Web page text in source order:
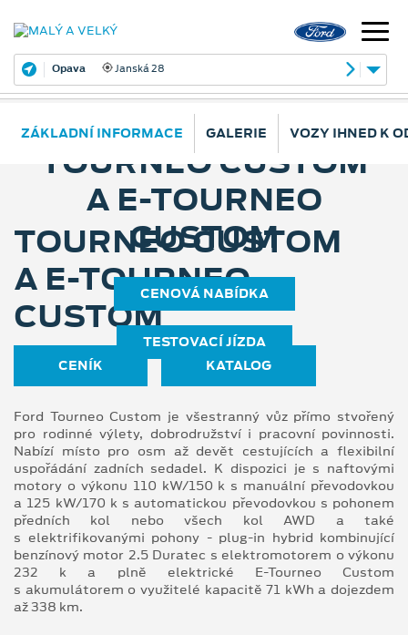
Opava Janská 28
TOURNEO CUSTOM
A E⁠-⁠TOURNEO
CUSTOM
CENOVÁ NABÍDKA
TESTOVACÍ JÍZDA
ZÁKLADNÍ INFORMACE GALERIE VOZY IHNED K
TOURNEO CUSTOM
A E⁠-⁠TOURNEO
CUSTOM
CENÍK KATALOG
Ford Tourneo Custom je všestranný vůz přímo stvořený
pro rodinné výlety, dobrodružství i pracovní povinnosti.
Nabízí místo pro osm až devět cestujících a flexibilní
uspořádání zadních sedadel. K dispozici je s naftovými
motory o výkonu 110 kW/150 k s manuální převodovkou
a 125 kW/170 k s automatickou převodovkou s pohonem
předních kol nebo všech kol AWD a také
s elektrifikovanými pohony - plug-in hybrid kombinující
benzínový motor 2.5 Duratec s elektromotorem o výkonu
232 k a plně elektrické E-Tourneo Custom
s akumulátorem o využitelé kapacitě 71 kWh a dojezdem
až 338 km.